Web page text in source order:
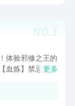
NO.3
体验邪修之王的
血炼】禁忌觉
越战越狂！自带
更多